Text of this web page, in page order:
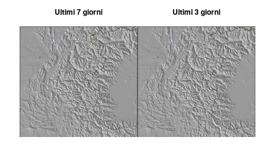
Ultimi 7 giorni Ultimi 3 giorni